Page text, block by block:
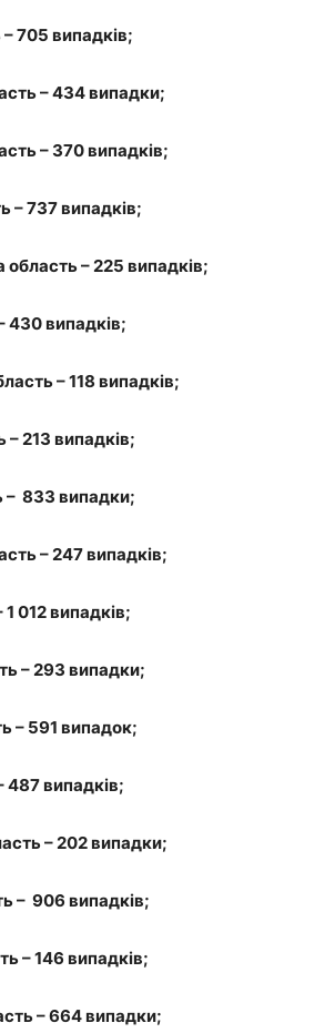
705 випадків;
– 434 випадки;
– 370 випадків;
– 737 випадків;
область – 225 випадків;
430 випадків;
– 118 випадків;
213 випадків;
– 833 випадки;
– 247 випадків;
012 випадків;
– 293 випадки;
– 591 випадок;
випадків;
– 202 випадки;
– 906 випадків;
– 146 випадків;
– 664 випадки;